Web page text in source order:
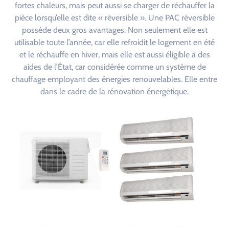
fortes chaleurs, mais peut aussi se charger de réchauffer la
pièce lorsqu’elle est dite « réversible ». Une PAC réversible
possède deux gros avantages. Non seulement elle est
utilisable toute l’année, car elle refroidit le logement en été
et le réchauffe en hiver, mais elle est aussi éligible à des
aides de l’État, car considérée comme un système de
chauffage employant des énergies renouvelables. Elle entre
dans le cadre de la rénovation énergétique.